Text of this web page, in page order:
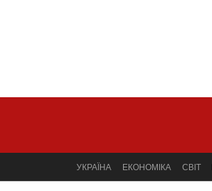
УКРАЇНА ЕКОНОМІКА СВІТ